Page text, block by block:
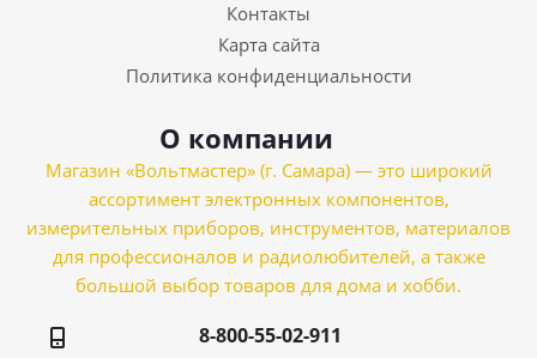
Контакты
Карта сайта
Политика конфиденциальности
О компании
Магазин «Вольтмастер» (г. Самара) — это широкий
ассортимент электронных компонентов,
измерительных приборов, инструментов, материалов
для профессионалов и радиолюбителей, а также
большой выбор товаров для дома и хобби.
8-800-55-02-911